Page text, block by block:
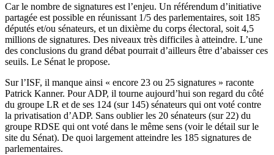
Car le nombre de signatures est l’enjeu. Un référendum d’initiative
partagée est possible en réunissant 1/5 des parlementaires, soit 185
députés et/ou sénateurs, et un dixième du corps électoral, soit 4,5
millions de signatures. Des niveaux très difficiles à atteindre. L’une
des conclusions du grand débat pourrait d’ailleurs être d’abaisser ces
seuils. Le Sénat le propose.
Sur l’ISF, il manque ainsi « encore 23 ou 25 signatures » raconte
Patrick Kanner. Pour ADP, il tourne aujourd’hui son regard du côté
du groupe LR et de ses 124 (sur 145) sénateurs qui ont voté contre
la privatisation d’ADP. Sans oublier les 20 sénateurs (sur 22) du
groupe RDSE qui ont voté dans le même sens (voir le détail sur le
site du Sénat). De quoi largement atteindre les 185 signatures de
parlementaires.